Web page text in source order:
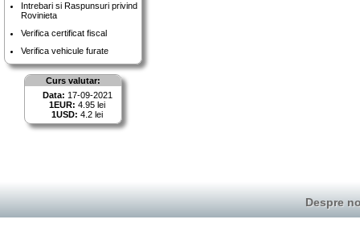
Intrebari si Raspunsuri privind
Rovinieta
Verifica certificat fiscal
Verifica vehicule furate
Curs valutar:
Data: 17-09-2021
1EUR: 4.95 lei
1USD: 4.2 lei
Despre